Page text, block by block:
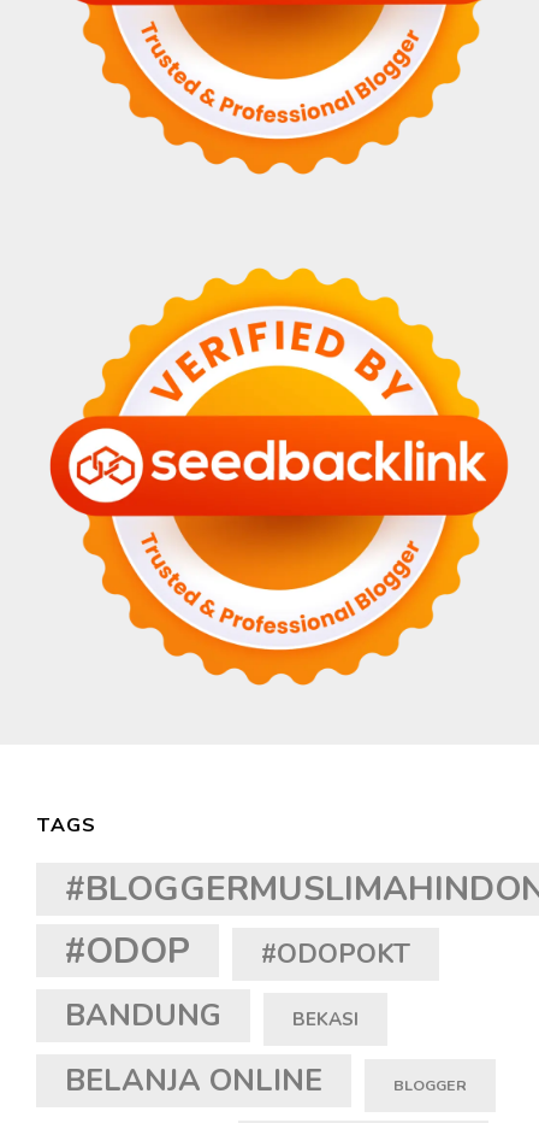
TAGS
#ODOP #ODOPOKT
BANDUNG BEKASI
BELANJA ONLINE BLOGGER